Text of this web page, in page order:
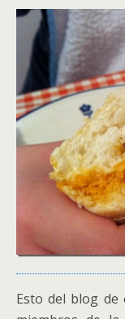
Esto del blog de